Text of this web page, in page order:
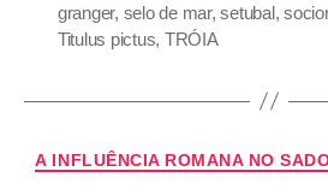
granger, selo de mar,setubal,
Titulus pictus, TRÓIA
A INFLUÊNCIA ROMANA NO